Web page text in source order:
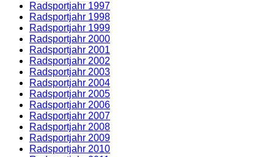
Radsportjahr 1997
Radsportjahr 1998
Radsportjahr 1999
Radsportjahr 2000
Radsportjahr 2001
Radsportjahr 2002
Radsportjahr 2003
Radsportjahr 2004
Radsportjahr 2005
Radsportjahr 2006
Radsportjahr 2007
Radsportjahr 2008
Radsportjahr 2009
Radsportjahr 2010